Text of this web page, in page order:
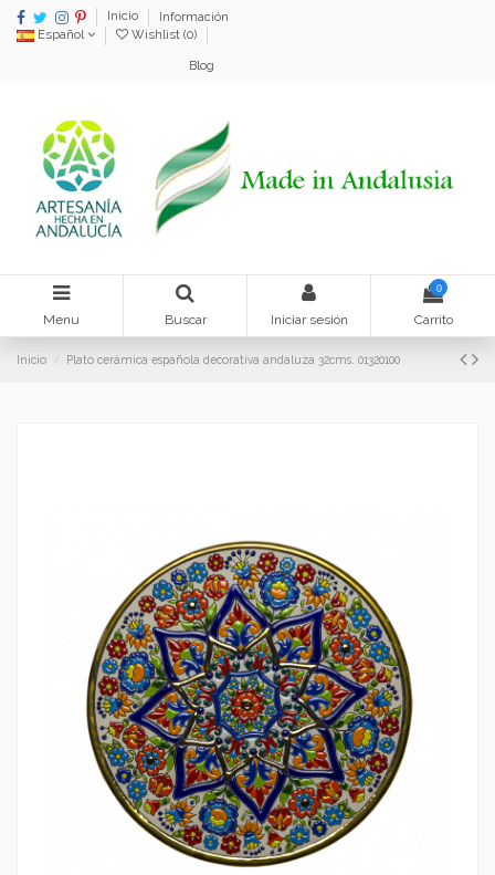
Inicio
Información
Español
Wishlist (0)
Blog
Menu Buscar Iniciar sesión
0
Carrito
Inicio Plato cerámica española decorativa andaluza 32cms. 01320100